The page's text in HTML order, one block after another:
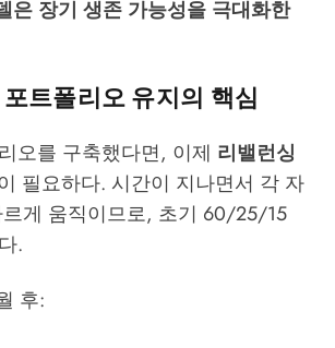
장기 생존 가능성을 극대화한
트폴리오 유지의 핵심
오를 구축했다면, 이제 리밸런싱
필요하다. 시간이 지나면서 각 자
게 움직이므로, 초기 60/25/15
.
후: